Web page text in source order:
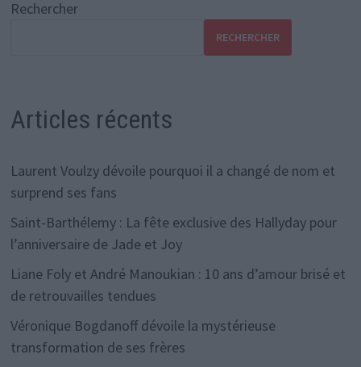
Rechercher
RECHERCHER
Articles récents
Laurent Voulzy dévoile pourquoi il a changé de nom et
surprend ses fans
Saint-Barthélemy : La fête exclusive des Hallyday pour
l’anniversaire de Jade et Joy
Liane Foly et André Manoukian : 10 ans d’amour brisé et
de retrouvailles tendues
Véronique Bogdanoff dévoile la mystérieuse
transformation de ses frères